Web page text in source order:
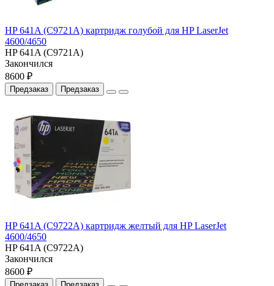
HP 641A (C9721A) картридж голубой для HP LaserJet
4600/4650
HP 641A (C9721A)
Закончился
8600 ₽
Предзаказ Предзаказ
HP 641A (C9722A) картридж желтый для HP LaserJet
4600/4650
HP 641A (C9722A)
Закончился
8600 ₽